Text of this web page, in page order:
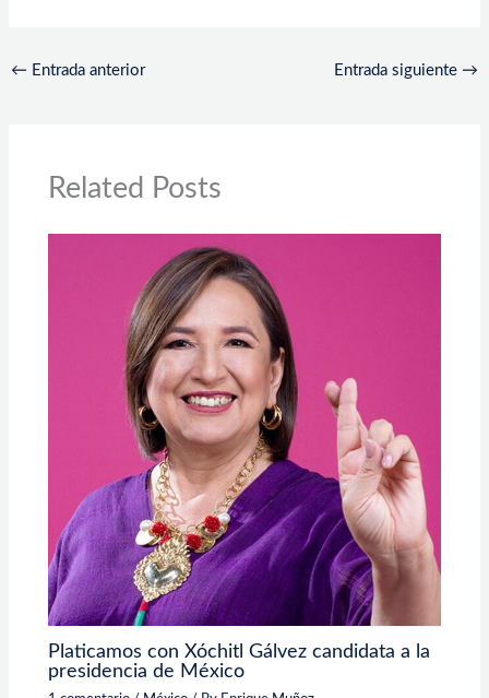
← Entrada anterior Entrada siguiente →
Related Posts
Platicamos con Xóchitl Gálvez candidata a la
presidencia de México